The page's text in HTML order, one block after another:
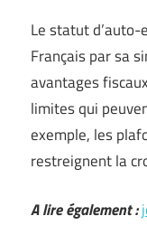
Le statut
Français par sa
avantages
limites qui
exemple, les
restreignent la
A lire également :